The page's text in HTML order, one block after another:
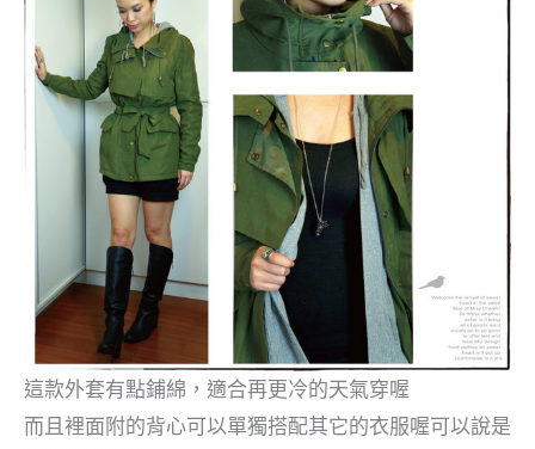
這款外套有點鋪綿，適合再更冷的天氣穿喔
而且裡面附的背心可以單獨搭配其它的衣服喔可以說是